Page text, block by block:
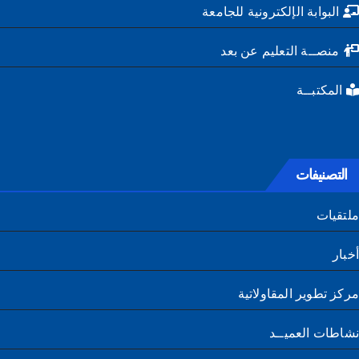
البوابة الإلكترونية للجامعة
منصــة التعليم عن بعد
المكتبــة
التصنيفات
تطوير المقاولاتية
العميــد